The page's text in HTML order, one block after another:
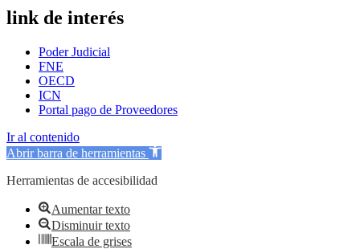
link de interés
Poder Judicial
FNE
OECD
ICN
Portal pago de Proveedores
Ir al contenido
Abrir barra de herramientas
Herramientas de accesibilidad
Aumentar texto
Disminuir texto
Escala de grises